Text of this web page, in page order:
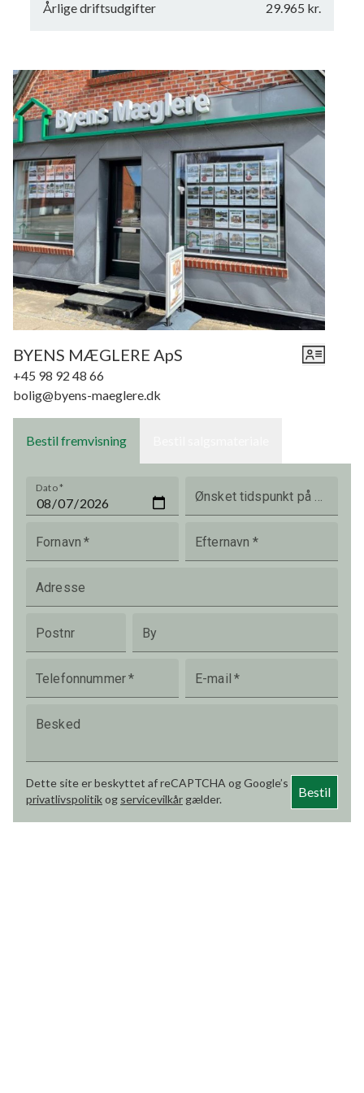
Ejendommens bygninger på Østergade 27A, Sindal er
registreret som bevaringsværdig, (kategori 2) i henhold til
ejendomsdatarapporten, p.g.a. husets ydre udseende,
specielle byggestil. Vi har kontaktet Team Plan, Hjørring
Kommune desangående, for at høre om man evt. kunne
forvente at få tilladelse til at rive bygningen ned og se bort
fra denne registrering og måske bruge grunden til anden
bebyggelse. Kommunen oplyser, at der ikke er nogen
lokalplan for tiden, der bestemmer noget omkring disse
matrikler, men hvis man vil påtænke at nedrive
bygningssættene, så skal noget sådant først i 8 ugers høring
ved naboer og dernæst behandles af byrådet.
Det er samlet set et meget stort areal på 7121 kvm. og
arealet vil være velegnet til ny rækkehusbebyggelse, men
først skal en køber have tilladelse til at nedrive
bygningssættene og evt. bekoste det, så skal der laves
lokalplan, før et sådant byggeri vil kunne påbegyndes.
Årlige driftsudgifter
29.965 kr.
BYENS MÆGLERE ApS
+45 98 92 48 66
bolig@byens-maeglere.dk
Bestil fremvisning
Dato*
Ønsket tidspunkt på dagen
Fornavn * Efternavn *
Adresse
Postnr By
Telefonnummer* E-mail *
Besked
Dette site er beskyttet af reCAPTCHA og Google’s
privatlivspolitikog servicevilkår gælder. Bestil